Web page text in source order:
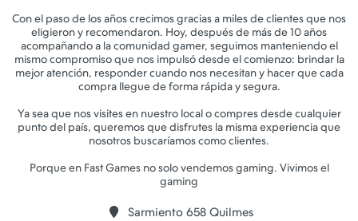
Con el paso de los años crecimos gracias a miles de clientes que nos
eligieron y recomendaron. Hoy, después de más de 10 años
acompañando a la comunidad gamer, seguimos manteniendo el
mismo compromiso que nos impulsó desde el comienzo: brindar la
mejor atención, responder cuando nos necesitan y hacer que cada
compra llegue de forma rápida y segura.
Ya sea que nos visites en nuestro local o compres desde cualquier
punto del país, queremos que disfrutes la misma experiencia que
nosotros buscaríamos como clientes.
Porque en Fast Games no solo vendemos gaming. Vivimos el
Sarmiento 658 Quilmes